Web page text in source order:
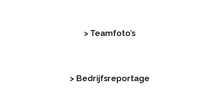
> Teamfoto’s
> Bedrijfsreportage